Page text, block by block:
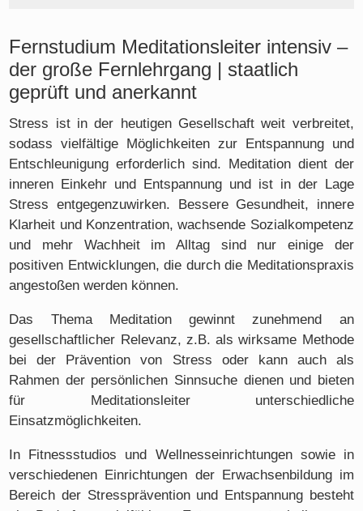
Fernstudium Meditationsleiter intensiv –
der große Fernlehrgang | staatlich
geprüft und anerkannt
Stress ist in der heutigen Gesellschaft weit verbreitet,
sodass vielfältige Möglichkeiten zur Entspannung und
Entschleunigung erforderlich sind. Meditation dient der
inneren Einkehr und Entspannung und ist in der Lage
Stress entgegenzuwirken. Bessere Gesundheit, innere
Klarheit und Konzentration, wachsende Sozialkompetenz
und mehr Wachheit im Alltag sind nur einige der
positiven Entwicklungen, die durch die Meditationspraxis
angestoßen werden können.
Das Thema Meditation gewinnt zunehmend an
gesellschaftlicher Relevanz, z.B. als wirksame Methode
bei der Prävention von Stress oder kann auch als
Rahmen der persönlichen Sinnsuche dienen und bieten
für Meditationsleiter unterschiedliche
Einsatzmöglichkeiten.
In Fitnessstudios und Wellnesseinrichtungen sowie in
verschiedenen Einrichtungen der Erwachsenbildung im
Bereich der Stressprävention und Entspannung besteht